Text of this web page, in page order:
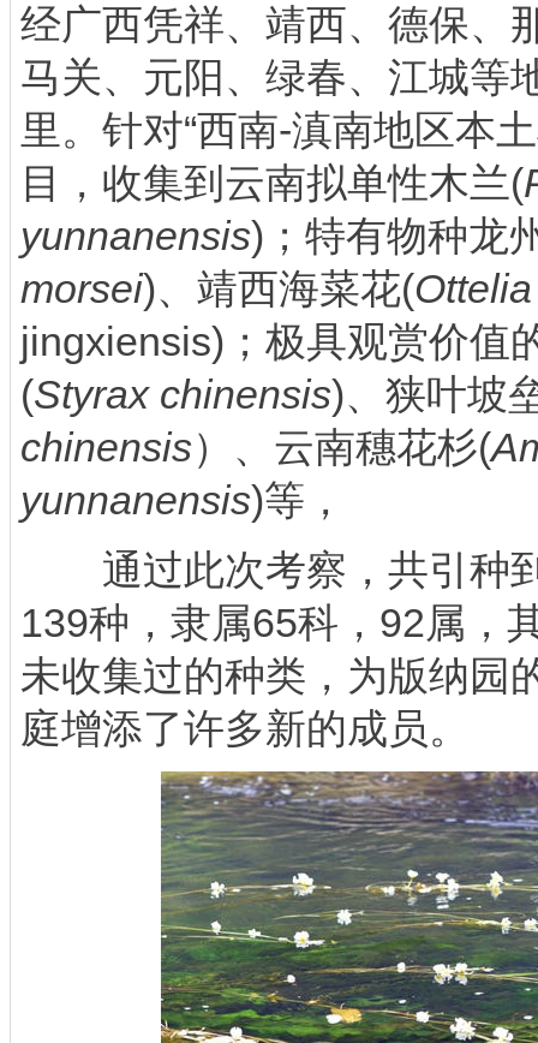
经广西凭祥、靖西、德保、
马关、元阳、绿春、江城等
里。针对“西南-滇南地区本
目，收集到云南拟单性木兰(
yunnanensis)；特有物种龙
morsei)、靖西海菜花(
jingxiensis)；极具观赏价值
(Styrax chinensis)、狭叶坡
chinensis）、云南穗花杉(
yunnanensis)等，
通过此次考察，共引种
139种，隶属65科，92属，
未收集过的种类，为版纳园
庭增添了许多新的成员。